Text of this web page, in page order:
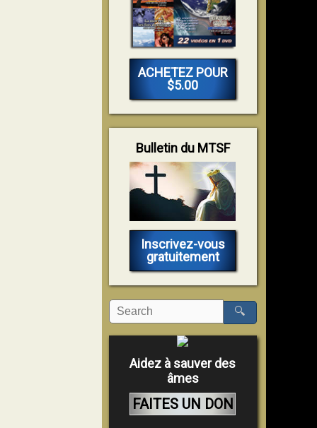
ACHETEZ POUR
$5.00
Bulletin du MTSF
Inscrivez-vous
gratuitement
🔍
Aidez à sauver des
âmes
FAITES UN DON